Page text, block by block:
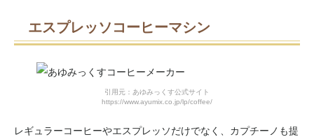
エスプレッソコーヒーマシン
引用元：あゆみっくす公式サイト
https://www.ayumix.co.jp/lp/coffee/
レギュラーコーヒーやエスプレッソだけでなく、カプチーノも提